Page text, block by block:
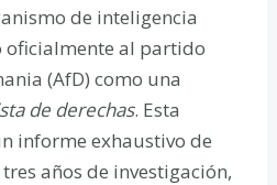
de inteligencia
al partido
(AfD) como una
de derechas. Esta
informe exhaustivo de
años de investigación,